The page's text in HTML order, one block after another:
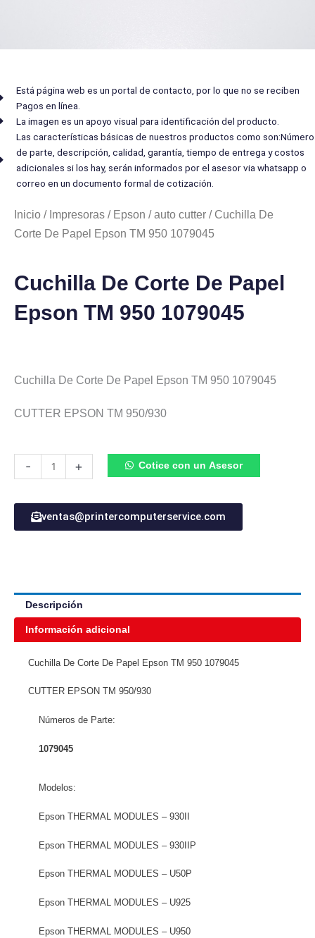
Está página web es un portal de contacto, por lo que no se reciben
Pagos en línea.
La imagen es un apoyo visual para identificación del producto.
Las características básicas de nuestros productos como son:Número
de parte, descripción, calidad, garantía, tiempo de entrega y costos
adicionales si los hay, serán informados por el asesor via whatsapp o
correo en un documento formal de cotización.
Inicio / Impresoras / Epson /auto cutter / Cuchilla De
Corte De Papel Epson TM 950 1079045
Cuchilla De Corte De Papel
Epson TM 950 1079045
Cuchilla De Corte De Papel Epson TM 950 1079045
CUTTER EPSON TM 950/930
-
De
De
Papel
cantidad
+ Cotice con un Asesor
ventas@printercomputerservice.com
Descripción
Información adicional
Cuchilla De Corte De Papel Epson TM 950 1079045
CUTTER EPSON TM 950/930
Números de Parte:
1079045
Modelos:
Epson THERMAL MODULES – 930II
Epson THERMAL MODULES – 930IIP
Epson THERMAL MODULES – U50P
Epson THERMAL MODULES – U925
Epson THERMAL MODULES – U950